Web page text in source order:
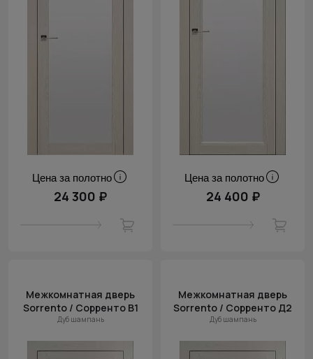
Цена за полотно
24 300 ₽
Цена за полотно
24 400 ₽
Межкомнатная дверь
Sorrento / Сорренто В1
Дуб шампань
Межкомнатная дверь
Sorrento / Сорренто Д2
Дуб шампань